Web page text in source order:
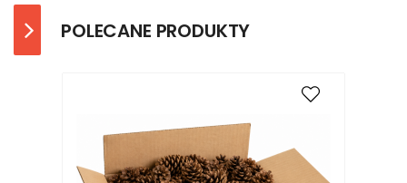
POLECANE PRODUKTY